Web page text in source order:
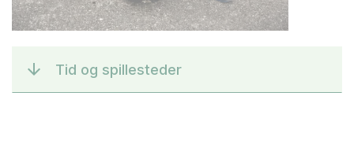
Tid og spillesteder